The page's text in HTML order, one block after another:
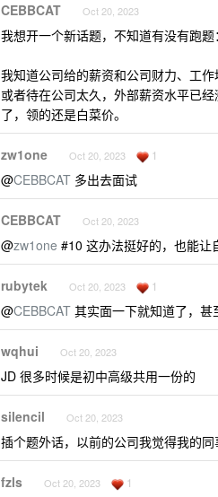
CEBBCAT Oct 20, 2023
我想开一个新话题，不知道有没有跑题
我知道公司给的薪资和公司财力、工
或者待在公司太久，外部薪资水平已
了，领的还是白菜价。
zw1one Oct 20, 2023 1
@CEBBCAT 多出去面试
CEBBCAT Oct 20, 2023
@zw1one #10 这办法挺好的，也能让
rubytek Oct 20, 2023 1
@CEBBCAT 其实面一下就知道了，甚
wqhui Oct 20, 2023
JD 很多时候是初中高级共用一份的
silencil Oct 20, 2023
插个题外话，以前的公司我觉得我的
fzls Oct 20, 2023 1